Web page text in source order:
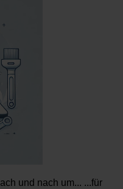
und nach um... ...für